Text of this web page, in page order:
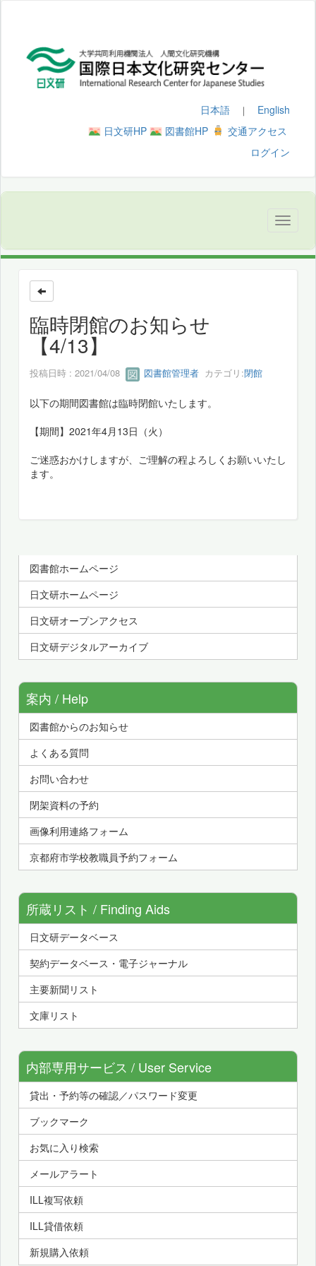
日本語 ｜ English
日文研HP
図書館HP
交通アクセス
ログイン
臨時閉館のお知らせ
【4/13】
投稿日時 : 2021/04/08 図書館管理者 カテゴリ:閉館
以下の期間図書館は臨時閉館いたします。
【期間】2021年4月13日（火）
ご迷惑おかけしますが、ご理解の程よろしくお願いいたし
ます。
図書館ホームページ
日文研ホームページ
日文研オープンアクセス
日文研デジタルアーカイブ
案内 / Help
図書館からのお知らせ
よくある質問
お問い合わせ
閉架資料の予約
画像利用連絡フォーム
京都府市学校教職員予約フォーム
所蔵リスト / Finding Aids
日文研データベース
契約データベース・電子ジャーナル
主要新聞リスト
文庫リスト
内部専用サービス / User Service
貸出・予約等の確認／パスワード変更
ブックマーク
お気に入り検索
メールアラート
ILL複写依頼
ILL貸借依頼
新規購入依頼